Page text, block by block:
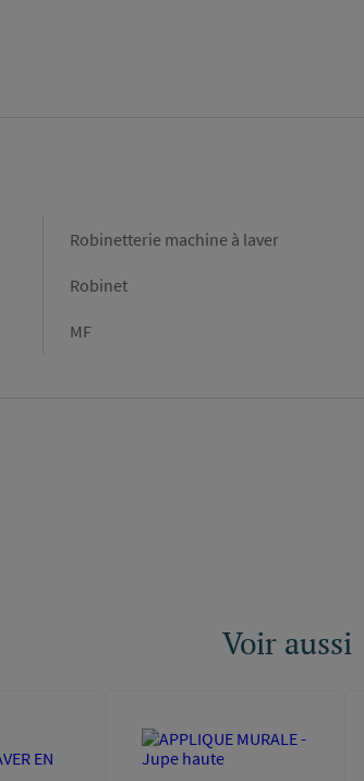
Gamme
Robinetterie machine à laver
Forme
Robinet
Type
MF
Voir aussi